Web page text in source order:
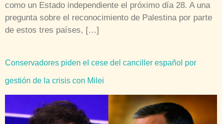
como un Estado independiente el próximo día 28. A una
pregunta sobre el reconocimiento de Palestina por parte
de estos tres países, […]
Conservadores piden el cese del canciller español por
gestión de la crisis con Milei